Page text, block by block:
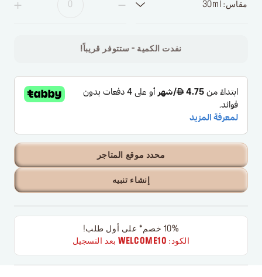
مقاس: 30ml
نفدت الكمية - ستتوفر قريباً!
محدد موقع المتاجر
إنشاء تنبيه
10% خصم* على أول طلب!
الكود: WELCOME10بعد التسجيل